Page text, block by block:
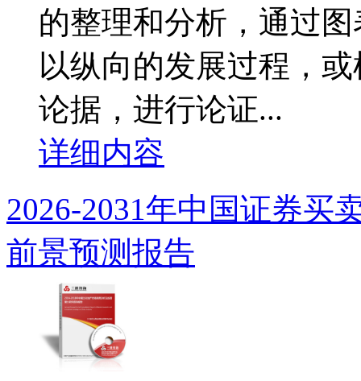
的整理和分析，通过
以纵向的发展过程，
论据，进行论证...
详细内容
2026-2031年中国证券买
前景预测报告